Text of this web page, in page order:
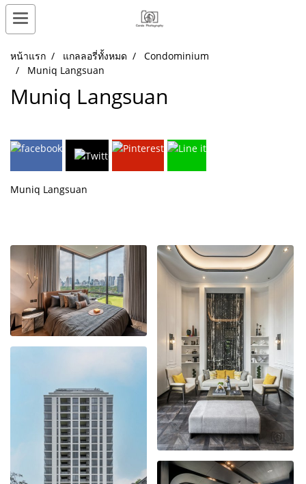
หน้าแรก แกลลอรี่ทั้งหมด
Condominium
Muniq Langsuan
Muniq Langsuan
Muniq Langsuan